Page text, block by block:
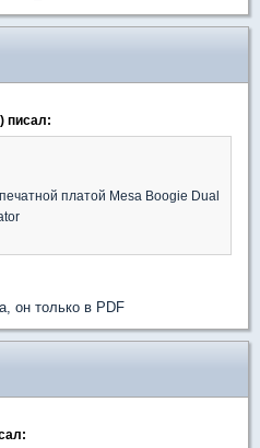
писал:
платой Mesa Boogie Dual
он только в PDF